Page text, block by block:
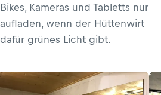
Bikes, Kameras und Tabletts nur
aufladen, wenn der Hüttenwirt
dafür grünes Licht gibt.